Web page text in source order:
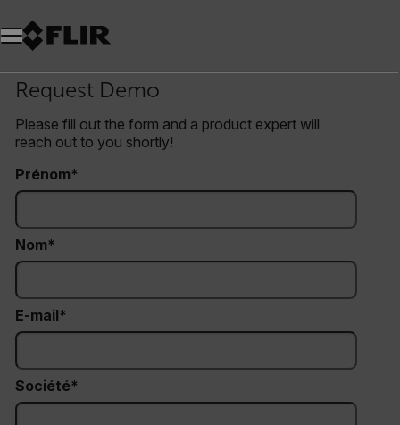
Unread messages
Modèle
Supprimer
articles
article
Ajouter au panier
Ajouté au panier
Request Demo
Please fill out the form and a product expert will
reach out to you shortly!
Prénom
Nom
E-mail
Société